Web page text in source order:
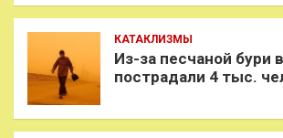
КАТАКЛИЗМЫ
Из-за песчаной бури
пострадали 4 тыс.